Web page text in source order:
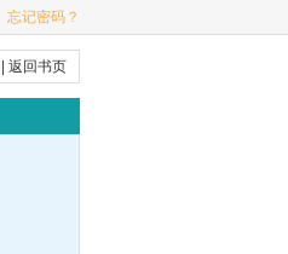
忘记密码？
|返回书页